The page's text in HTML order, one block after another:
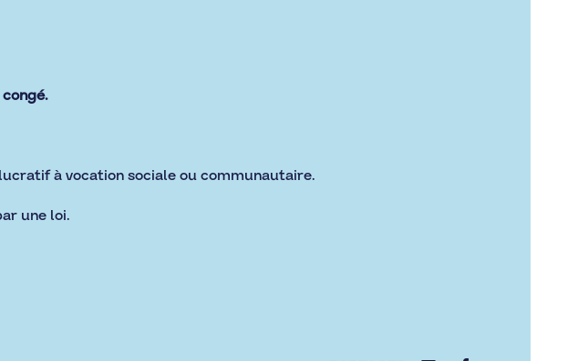
à vocation sociale ou communautaire.
une loi.